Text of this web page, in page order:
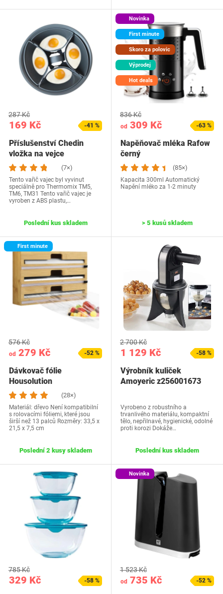
169 Kč
287 Kč
-41 %
Příslušenství Chedin
vložka na vejce
(7×)
Tento vařič vajec byl vyvinut
speciálně pro Thermomix TM5,
TM6, TM31 Tento vařič vajec je
vyroben z ABS plastu,…
Poslední kus skladem
Novinka
First minute
Skoro za polovic
Výprodej
Hot deals
od 309 Kč
836 Kč
-63 %
Napěňovač mléka Rafow
černý
(85×)
Kapacita 300ml Automatický
Napění mléko za 1-2 minuty
> 5 kusů skladem
First minute
od 279 Kč
576 Kč
-52 %
Dávkovač fólie
Housolution
(28×)
Materiál: dřevo Není kompatibilní
s rolovacími fóliemi, které jsou
širší než 13 palců Rozměry: 33,5 x
21,5 x 7,5 cm
Poslední 2 kusy skladem
1 129 Kč
2 700 Kč
-58 %
Výrobník kuliček
Amoyeric z256001673
Vyrobeno z robustního a
trvanlivého materiálu, kompaktní
tělo, nepřilnavé, hygienické, odolné
proti korozi Dokáže…
Poslední kus skladem
329 Kč
785 Kč
-58 %
Novinka
od 735 Kč
1 523 Kč
-52 %